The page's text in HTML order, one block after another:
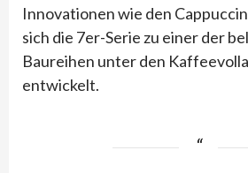
Innovationen wie den
sich die 7er-Serie zu einer der
Baureihen unter den
entwickelt.